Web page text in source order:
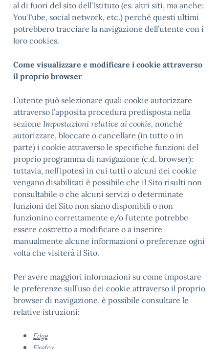
al di fuori del sito dell’Istituto (es. altri siti, ma anche:
YouTube, social network, etc.) perché questi ultimi
potrebbero tracciare la navigazione dell’utente con i
loro cookies.
Come visualizzare e modificare i cookie attraverso
il proprio browser
L’utente può selezionare quali cookie autorizzare
attraverso l’apposita procedura predisposta nella
sezione Impostazioni relative ai cookie, nonché
autorizzare, bloccare o cancellare (in tutto o in
parte) i cookie attraverso le specifiche funzioni del
proprio programma di navigazione (c.d. browser):
tuttavia, nell’ipotesi in cui tutti o alcuni dei cookie
vengano disabilitati è possibile che il Sito risulti non
consultabile o che alcuni servizi o determinate
funzioni del Sito non siano disponibili o non
funzionino correttamente e/o l’utente potrebbe
essere costretto a modificare o a inserire
manualmente alcune informazioni o preferenze ogni
volta che visiterà il Sito.
Per avere maggiori informazioni su come impostare
le preferenze sull’uso dei cookie attraverso il proprio
browser di navigazione, è possibile consultare le
relative istruzioni:
Edge